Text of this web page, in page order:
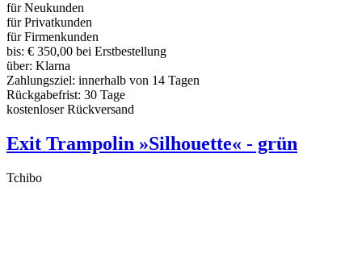
für Neukunden
für Privatkunden
für Firmenkunden
bis: € 350,00 bei Erstbestellung
über: Klarna
Zahlungsziel: innerhalb von 14 Tagen
Rückgabefrist: 30 Tage
kostenloser Rückversand
Exit Trampolin »Silhouette« - grün
Tchibo